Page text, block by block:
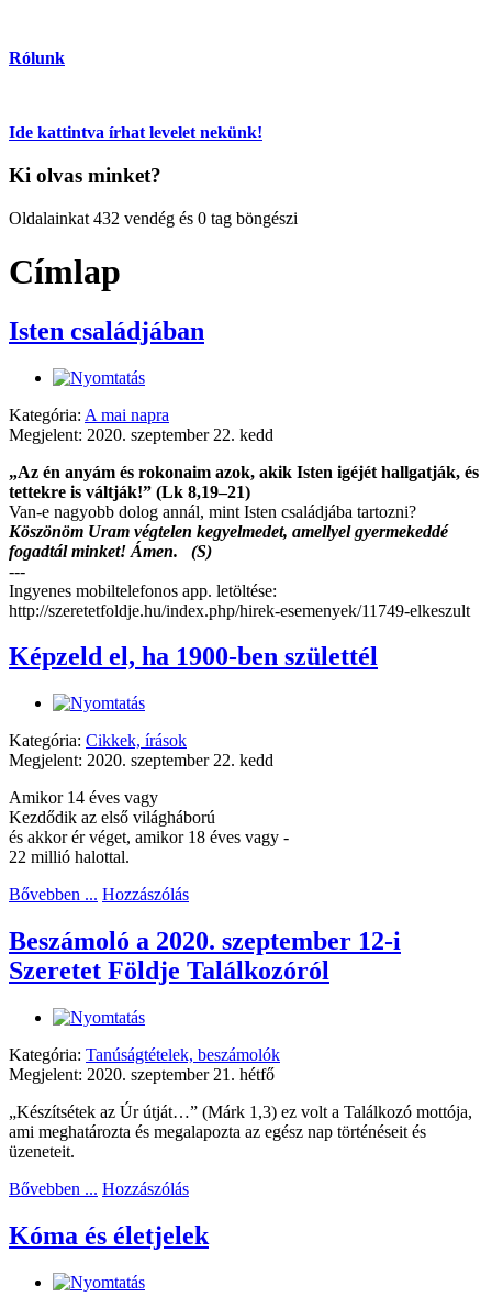
Rólunk
Ide kattintva írhat levelet nekünk!
Ki olvas minket?
Oldalainkat 432 vendég és 0 tag böngészi
Címlap
Isten családjában
Kategória: A mai napra
Megjelent: 2020. szeptember 22. kedd
„Az én anyám és rokonaim azok, akik Isten igéjét hallgatják, és
tettekre is váltják!” (Lk 8,19–21)
Van-e nagyobb dolog annál, mint Isten családjába tartozni?
Köszönöm Uram végtelen kegyelmedet, amellyel gyermekeddé
fogadtál minket! Ámen. (S)
---
Ingyenes mobiltelefonos app. letöltése:
http://szeretetfoldje.hu/index.php/hirek-esemenyek/11749-elkeszult
Képzeld el, ha 1900-ben születtél
Kategória: Cikkek, írások
Megjelent: 2020. szeptember 22. kedd
Amikor 14 éves vagy
Kezdődik az első világháború
és akkor ér véget, amikor 18 éves vagy -
22 millió halottal.
Bővebben ... Hozzászólás
Beszámoló a 2020. szeptember 12-i
Szeretet Földje Találkozóról
Kategória: Tanúságtételek, beszámolók
Megjelent: 2020. szeptember 21. hétfő
„Készítsétek az Úr útját…” (Márk 1,3) ez volt a Találkozó mottója,
ami meghatározta és megalapozta az egész nap történéseit és
üzeneteit.
Bővebben ... Hozzászólás
Kóma és életjelek